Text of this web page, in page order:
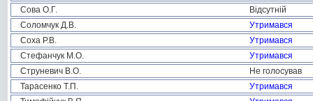
Сова О.Г.
Відсутній
Соломчук Д.В.
Утримався
Соха Р.В.
Утримався
Стефанчук М.О.
Утримався
Струневич В.О.
Не голосував
Тарасенко Т.П.
Утримався